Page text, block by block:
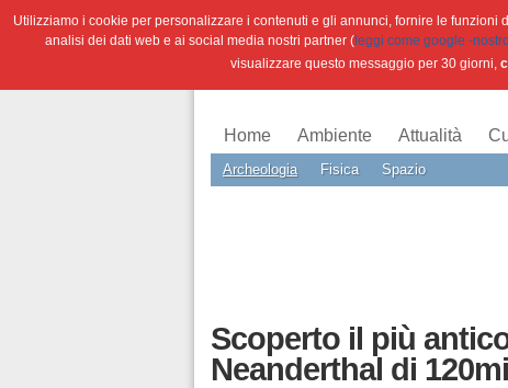
Home Ambiente Attualità
Archeologia Fisica Spazio
Scoperto il più
Neanderthal di
Utilizziamo i cookie per personalizzare i contenuti e gli annunci, fornire le
analisi dei dati web e ai social media nostri partner ( leggi come google -
visualizzare questo messaggio per 30 giorni,